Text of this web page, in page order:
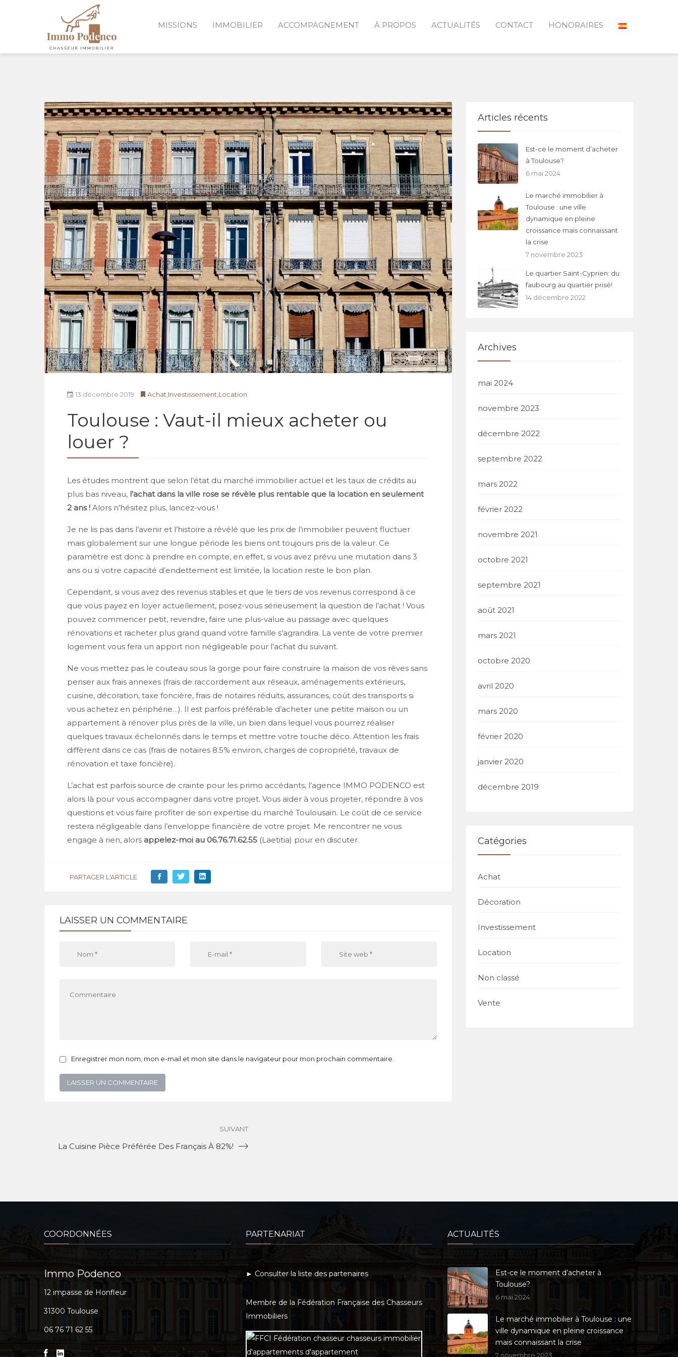
MISSIONS IMMOBILIER ACCOMPAGNEMENT À PROPOS ACTUALITÉS CONTACT HONORAIRES
13 décembre 2019 Achat Investissement Location
Toulouse : Vaut-il mieux acheter ou
louer ?
Les études montrent que selon l’état du marché immobilier actuel et les taux de crédits au
plus bas niveau, l’achat dans la ville rose se révèle plus rentable que la location en seulement
2 ans! Alors n’hésitez plus, lancez-vous !
Je ne lis pas dans l’avenir et l’histoire a révélé que les prix de l’immobilier peuvent fluctuer
mais globalement sur une longue période les biens ont toujours pris de la valeur. Ce
paramètre est donc à prendre en compte, en effet, si vous avez prévu une mutation dans 3
ans ou si votre capacité d’endettement est limitée, la location reste le bon plan.
Cependant, si vous avez des revenus stables et que le tiers de vos revenus correspond à ce
que vous payez en loyer actuellement, posez-vous sérieusement la question de l’achat ! Vous
pouvez commencer petit, revendre, faire une plus-value au passage avec quelques
rénovations et racheter plus grand quand votre famille s’agrandira. La vente de votre premier
logement vous fera un apport non négligeable pour l’achat du suivant.
Ne vous mettez pas le couteau sous la gorge pour faire construire la maison de vos rêves sans
penser aux frais annexes (frais de raccordement aux réseaux, aménagements extérieurs,
cuisine, décoration, taxe foncière, frais de notaires réduits, assurances, coût des transports si
vous achetez en périphérie…). Il est parfois préférable d’acheter une petite maison ou un
appartement à rénover plus près de la ville, un bien dans lequel vous pourrez réaliser
quelques travaux échelonnés dans le temps et mettre votre touche déco. Attention les frais
diffèrent dans ce cas (frais de notaires 8.5% environ, charges de copropriété, travaux de
rénovation et taxe foncière).
L’achat est parfois source de crainte pour les primo accédants, l’agence IMMO PODENCO est
alors là pour vous accompagner dans votre projet. Vous aider à vous projeter, répondre à vos
questions et vous faire profiter de son expertise du marché Toulousain. Le coût de ce service
restera négligeable dans l’enveloppe financière de votre projet. Me rencontrer ne vous
engage à rien, alors appelez-moi au 06.76.71.62.55 (Laetitia) pour en discuter.
PARTAGER L'ARTICLE
LAISSER UN COMMENTAIRE
Enregistrer mon nom, mon e-mail et mon site dans le navigateur pour mon prochain commentaire.
SUIVANT
La Cuisine Pièce Préférée Des Français À 82%!
Articles récents
Est-ce le moment d’acheter
à Toulouse?
6 mai 2024
Le marché immobilier à
Toulouse : une ville
dynamique en pleine
croissance mais connaissant
la crise
7 novembre 2023
Le quartier Saint-Cyprien: du
faubourg au quartier prisé!
14 décembre 2022
Archives
mai 2024
novembre 2023
décembre 2022
septembre 2022
mars 2022
février 2022
novembre 2021
octobre 2021
septembre 2021
août 2021
mars 2021
octobre 2020
avril 2020
mars 2020
février 2020
janvier 2020
décembre 2019
Catégories
Achat
Décoration
Investissement
Location
Non classé
Vente
COORDONNÉES
Immo Podenco
12 impasse de Honfleur
31300 Toulouse
06 76 71 62 55
PARTENARIAT
► Consulter la liste des partenaires
Membre de la Fédération Française des Chasseurs
Immobiliers
ACTUALITÉS
Est-ce le moment d’acheter à
Toulouse?
6 mai 2024
Le marché immobilier à Toulouse : une
ville dynamique en pleine croissance
mais connaissant la crise
7 novembre 2023